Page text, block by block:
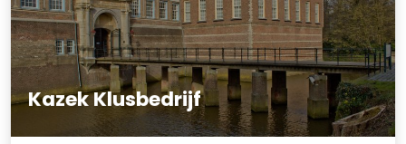
Kazek Klusbedrijf